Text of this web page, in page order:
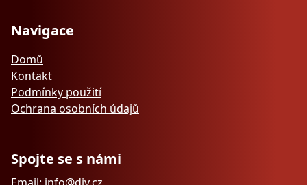
Navigace
Domů
Kontakt
Podmínky použití
Ochrana osobních údajů
Spojte se s námi